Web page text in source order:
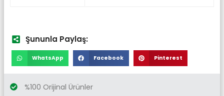
Şununla Paylaş:
WhatsApp Facebook Pinterest
%100 Orijinal Ürünler